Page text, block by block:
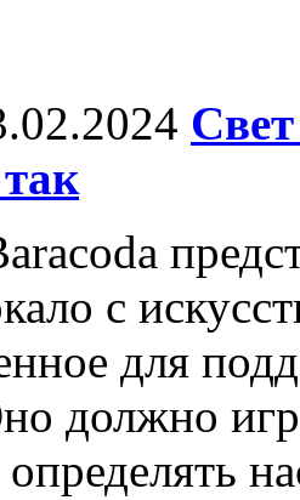
с
для
должно